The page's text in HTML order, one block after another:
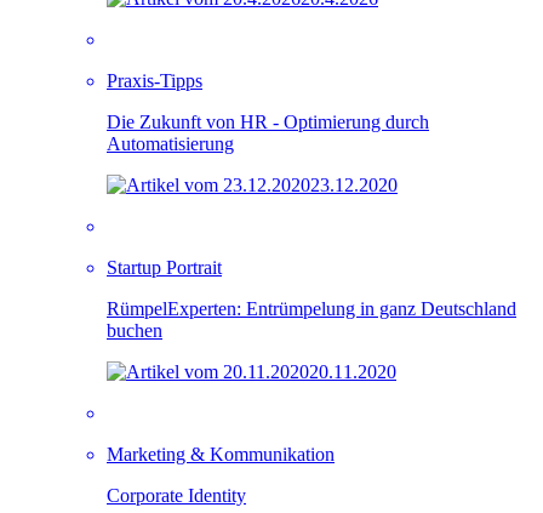
Praxis-Tipps
Die Zukunft von HR - Optimierung durch
Automatisierung
23.12.2020
Startup Portrait
RümpelExperten: Entrümpelung in ganz Deutschland
buchen
20.11.2020
Marketing & Kommunikation
Corporate Identity